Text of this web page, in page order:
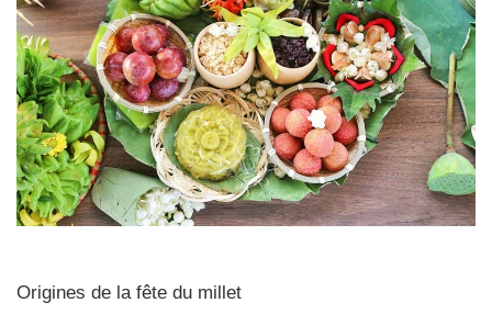
Origines de la fête du millet